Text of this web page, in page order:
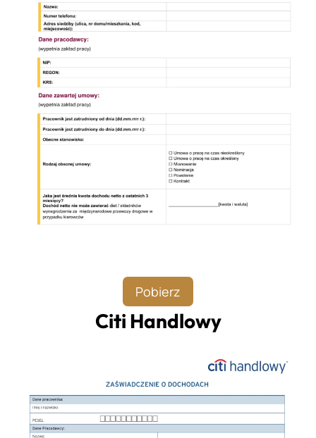
Pobierz
Citi Handlowy